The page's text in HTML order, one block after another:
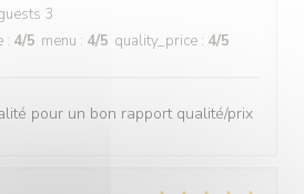
3
: 4/5 menu : 4/5 quality_price : 4/5
pour un bon rapport qualité/prix